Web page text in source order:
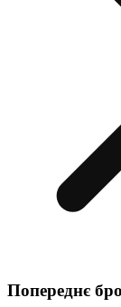
Попереднє